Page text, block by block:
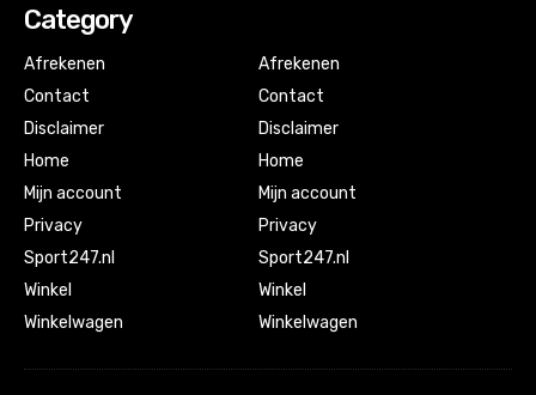
Category
Afrekenen
Contact
Disclaimer
Home
Mijn account
Privacy
Sport247.nl
Winkel
Winkelwagen
Afrekenen
Contact
Disclaimer
Home
Mijn account
Privacy
Sport247.nl
Winkel
Winkelwagen